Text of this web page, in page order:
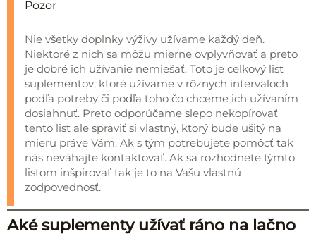
Pozor
Nie všetky doplnky výživy užívame každý deň.
Niektoré z nich sa môžu mierne ovplyvňovať a preto
je dobré ich užívanie nemiešať. Toto je celkový list
suplementov, ktoré užívame v rôznych intervaloch
podľa potreby či podľa toho čo chceme ich užívaním
dosiahnuť. Preto odporúčame slepo nekopírovať
tento list ale spraviť si vlastný, ktorý bude ušitý na
mieru práve Vám. Ak s tým potrebujete pomôcť tak
nás neváhajte kontaktovať. Ak sa rozhodnete týmto
listom inšpirovať tak je to na Vašu vlastnú
zodpovednosť.
Aké suplementy užívať ráno na lačno